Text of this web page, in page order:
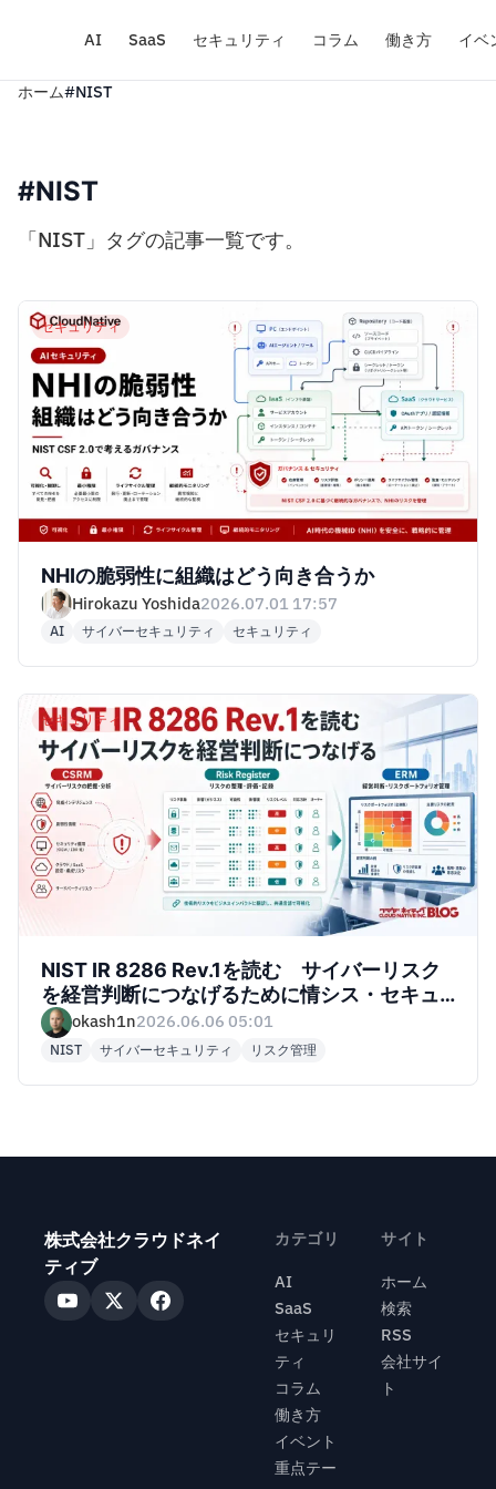
AI SaaS セキュリティ コラム 働き方 イベ
ホーム#NIST
#NIST
「NIST」タグの記事一覧です。
セキュリティ
NHIの脆弱性に組織はどう向き合うか
Hirokazu Yoshida2026.07.01 17:57
AI サイバーセキュリティ セキュリティ
セキュリティ
NIST IR 8286 Rev.1を読む サイバーリスク
を経営判断につなげるために情シス・セキュ
リティがやること
okash1n2026.06.06 05:01
NIST サイバーセキュリティ リスク管理
株式会社クラウドネイ
ティブ
カテゴリ
AI
SaaS
セキュリ
ティ
コラム
働き方
イベント
重点テー
サイト
ホーム
検索
RSS
会社サイ
ト